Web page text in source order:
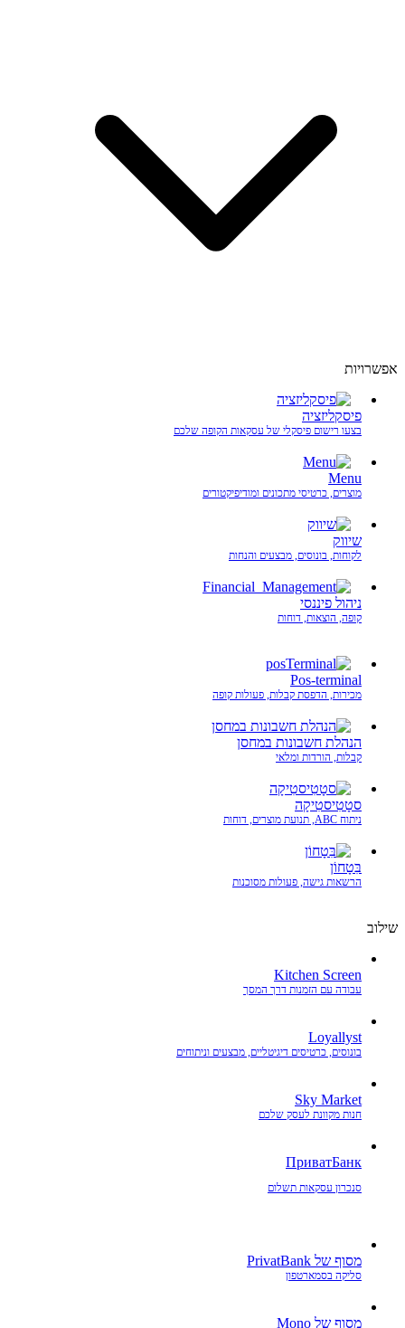
אפשרויות
פיסקליזציה
בצעו רישום פיסקלי של עסקאות הקופה שלכם
Menu
מוצרים, כרטיסי מתכונים ומודיפיקטורים
שיווק
לקוחות, בונוסים, מבצעים והנחות
ניהול פיננסי
קופה, הוצאות, דוחות
Pos-terminal
מכירות, הדפסת קבלות, פעולות קופה
הנהלת חשבונות במחסן
קבלות, הורדות ומלאי
סטָטִיסטִיקָה
ניתוח ABC, תנועת מוצרים, דוחות
בִּטָחוֹן
הרשאות גישה, פעולות מסוכנות
שילוב
Kitchen Screen
עבודה עם הזמנות דרך המסך
Loyallyst
בונוסים, כרטיסים דיגיטליים, מבצעים וניתוחים
Sky Market
חנות מקוונת לעסק שלכם
ПриватБанк
סנכרון עסקאות תשלום
מסוף של PrivatBank
סליקה בסמארטפון
מסוף של Mono